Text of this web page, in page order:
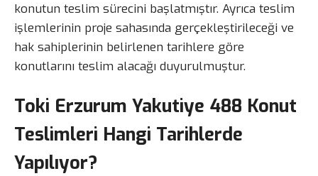
konutun teslim sürecini başlatmıştır. Ayrıca teslim
işlemlerinin proje sahasında gerçekleştirileceği ve
hak sahiplerinin belirlenen tarihlere göre
konutlarını teslim alacağı duyurulmuştur.
Toki Erzurum Yakutiye 488 Konut
Teslimleri Hangi Tarihlerde
Yapılıyor?